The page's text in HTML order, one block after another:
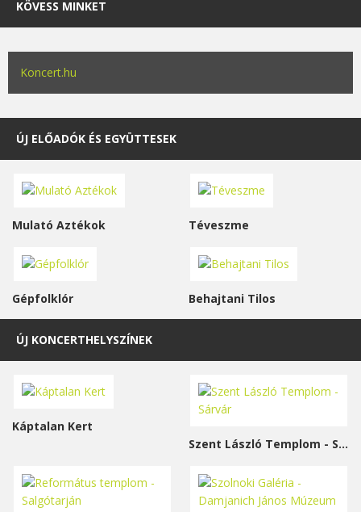
KÖVESS MINKET
Koncert.hu
ÚJ ELŐADÓK ÉS EGYÜTTESEK
Mulató Aztékok Téveszme
Gépfolklór Behajtani Tilos
ÚJ KONCERTHELYSZÍNEK
Káptalan Kert
Szent László Templom - Sárvár